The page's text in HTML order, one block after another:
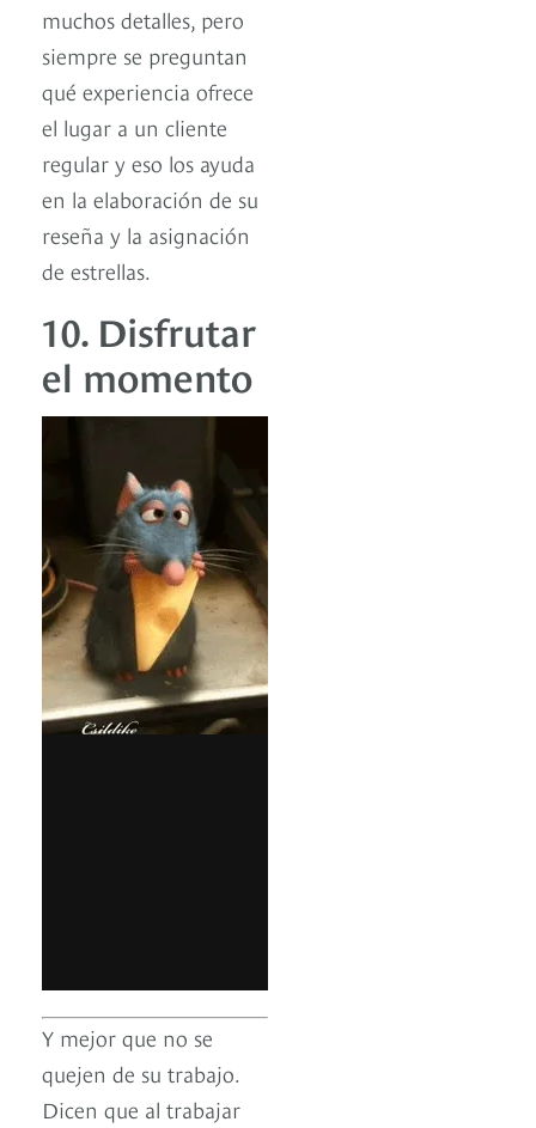
muchos detalles, pero
siempre se preguntan
qué experiencia ofrece
el lugar a un cliente
regular y eso los ayuda
en la elaboración de su
reseña y la asignación
de estrellas.
10. Disfrutar
el momento
Y mejor que no se
quejen de su trabajo.
Dicen que al trabajar